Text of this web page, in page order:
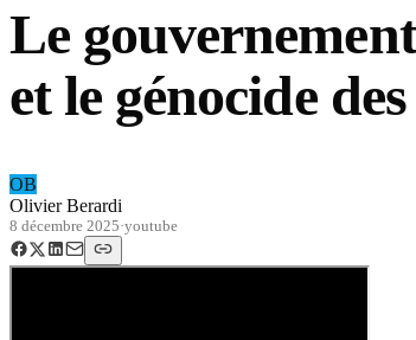
Le
et le génocide
OB
Olivier Berardi
8 décembre 2025·youtube